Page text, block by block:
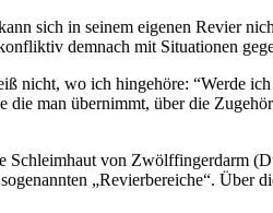
sich in seinem eigenen Revier
demnach mit Situationen
wo ich hingehöre: “Werde
die man übernimmt, über die
von Zwölffingerdarm
„Revierbereiche“. Über